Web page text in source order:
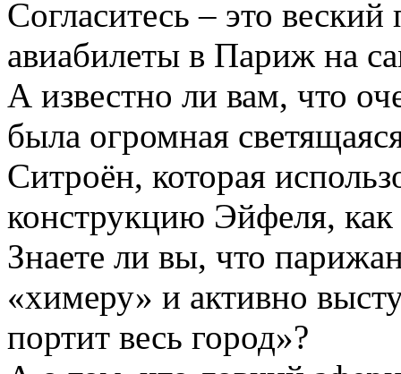
Согласитесь – это
авиабилеты в Париж на
А известно ли вам, что
была огромная
Ситроён, которая
конструкцию Эйфеля,
Знаете ли вы, что
«химеру» и активно
портит весь город»?